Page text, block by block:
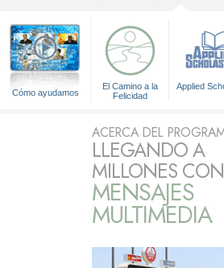
Cómo ayudamos
El Camino a la
Felicidad
Applied
ACERCA DEL
LLEGANDO A
MILLONES CON
MENSAJES
MULTIMEDIA